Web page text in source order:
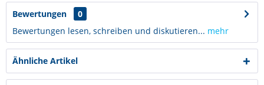
Bewertungen
0
Bewertungen lesen, schreiben und diskutieren... mehr
Ähnliche Artikel